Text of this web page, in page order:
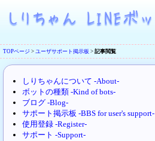
TOPページ > ユーザサポート掲示板 > 記事閲覧
しりちゃんについて -About-
ボットの種類 -Kind of bots-
ブログ -Blog-
サポート掲示板 -BBS for user's support-
使用登録 -Register-
サポート -Support-